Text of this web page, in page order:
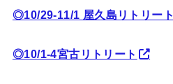
◎10/29-11/1 屋久島リトリート
◎10/1-4宮古リトリート